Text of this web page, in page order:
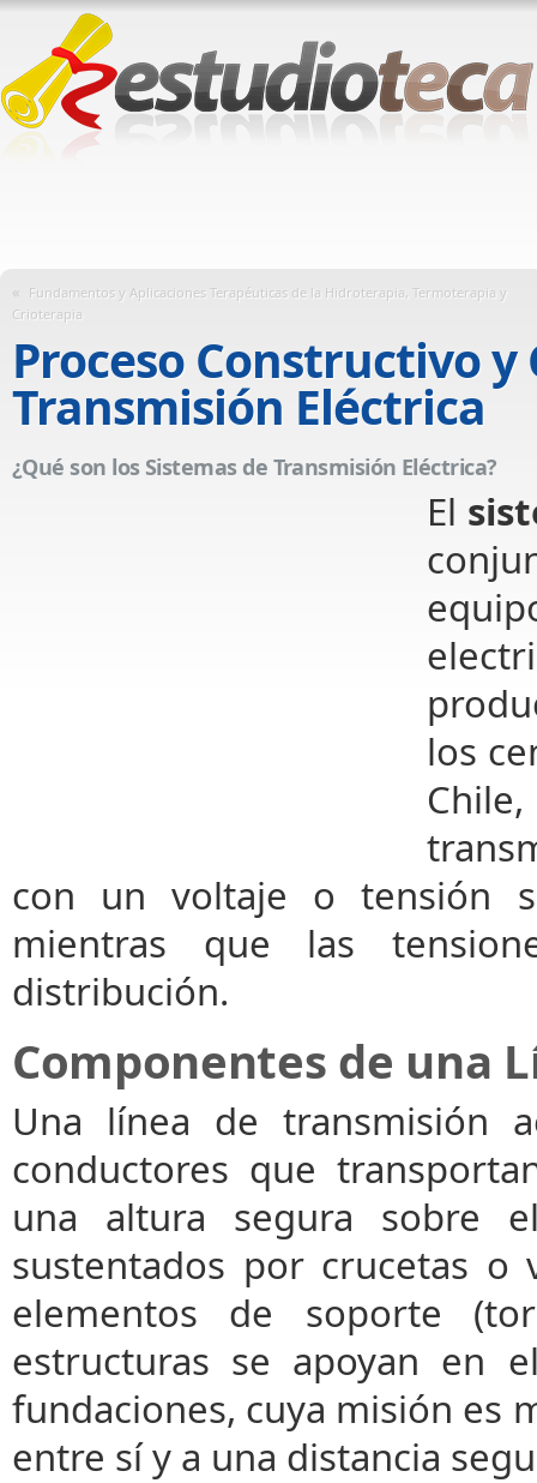
« Fundamentos y Aplicaciones Terapéuticas de la Hidroterapia, Termoterapia y
Crioterapia
Proceso Constructivo
Transmisión Eléctrica
¿Qué son los Sistemas de Transmisión Eléctrica?
El
los
con un voltaje o tensión
mientras que las
distribución.
Componentes de una
Una línea de transmisión
conductores que
una altura segura sobre
sustentados por crucetas o
elementos de soporte
estructuras se apoyan en
fundaciones, cuya misión es
entre sí y a una distancia